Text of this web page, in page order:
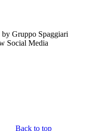
Gruppo Spaggiari
Social Media
Back to top